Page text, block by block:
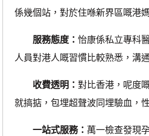
係幾個站，對於住喺新界區嘅港
服務態度： 怡康係私立專科
人員對港人嘅習慣比較熟悉，溝
收費透明： 對比香港，呢度
就搞掂，包埋超聲波同埋驗血，
一站式服務： 萬一檢查發現